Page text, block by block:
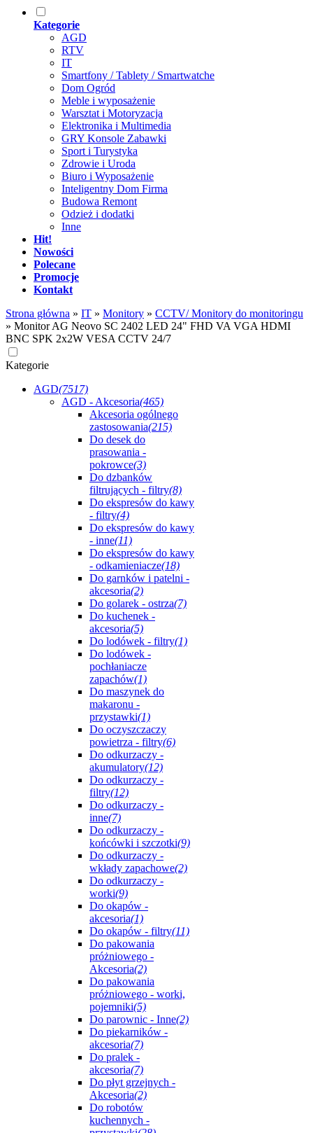
Kategorie
AGD
RTV
IT
Smartfony / Tablety / Smartwatche
Dom Ogród
Meble i wyposażenie
Warsztat i Motoryzacja
Elektronika i Multimedia
GRY Konsole Zabawki
Sport i Turystyka
Zdrowie i Uroda
Biuro i Wyposażenie
Inteligentny Dom Firma
Budowa Remont
Odzież i dodatki
Inne
Hit!
Nowości
Polecane
Promocje
Kontakt
Strona główna » IT » Monitory » CCTV/ Monitory do monitoringu
» Monitor AG Neovo SC 2402 LED 24" FHD VA VGA HDMI
BNC SPK 2x2W VESA CCTV 24/7
Kategorie
AGD(7517)
AGD - Akcesoria(465)
Akcesoria ogólnego
zastosowania(215)
Do desek do
prasowania -
pokrowce(3)
Do dzbanków
filtrujących - filtry(8)
Do ekspresów do kawy
- filtry(4)
Do ekspresów do kawy
- inne(11)
Do ekspresów do kawy
- odkamieniacze(18)
Do garnków i patelni -
akcesoria(2)
Do golarek - ostrza(7)
Do kuchenek -
akcesoria(5)
Do lodówek - filtry(1)
Do lodówek -
pochłaniacze
zapachów(1)
Do maszynek do
makaronu -
przystawki(1)
Do oczyszczaczy
powietrza - filtry(6)
Do odkurzaczy -
akumulatory(12)
Do odkurzaczy -
filtry(12)
Do odkurzaczy -
inne(7)
Do odkurzaczy -
końcówki i szczotki(9)
Do odkurzaczy -
wkłady zapachowe(2)
Do odkurzaczy -
worki(9)
Do okapów -
akcesoria(1)
Do okapów - filtry(11)
Do pakowania
próżniowego -
Akcesoria(2)
Do pakowania
próżniowego - worki,
pojemniki(5)
Do parownic - Inne(2)
Do piekarników -
akcesoria(7)
Do pralek -
akcesoria(7)
Do płyt grzejnych -
Akcesoria(2)
Do robotów
kuchennych -